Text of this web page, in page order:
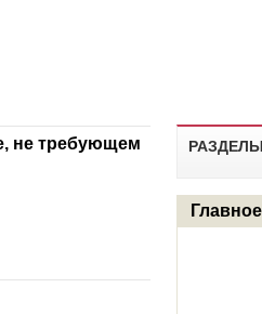
РАЗДЕЛЫ
не требующем